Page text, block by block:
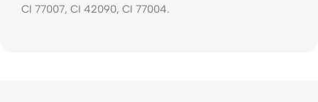
CI 77007, CI 42090, CI 77004.